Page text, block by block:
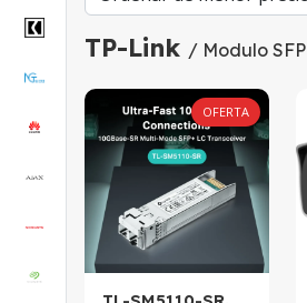
TP-Link / Modulo SFP
OFERTA